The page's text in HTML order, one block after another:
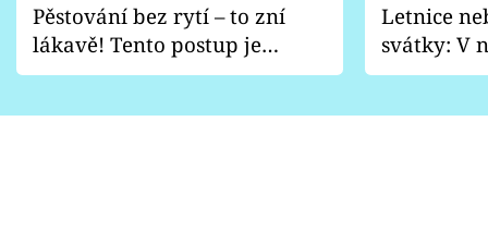
Pěstování bez rytí – to zní
lákavě! Tento postup je
vhodný jen pro některé
Letnice
svátky: V
pondělí